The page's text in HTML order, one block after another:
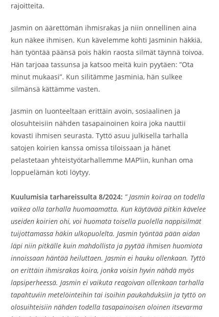
rajoitteita.
Jasmin on äärettömän ihmisrakas ja niin onnellinen aina
kun näkee ihmisen. Kun kävelemme kohti Jasminin häkkiä,
hän työntää päänsä pois häkin raosta silmät täynnä toivoa.
Hän tarjoaa tassunsa ja katsoo meitä kuin pyytäen: ”Ota
minut mukaasi”. Kun silitämme Jasminia, hän sulkee
silmänsä kättämme vasten.
Jasmin on luonteeltaan erittäin avoin, sosiaalinen ja
olosuhteisiin nähden tasapainoinen koira joka nauttii
kovasti ihmisen seurasta. Tyttö asuu julkisella tarhalla
satojen koirien kanssa omissa tiloissaan ja hänet
pelastetaan yhteistyötarhallemme MAP’iin, kunhan oma
loppuelämän koti löytyy.
Kuulumisia tarhareissulta 8/2024: ” Jasmin koiraa on todella
vaikea olla tarhalla huomaamatta. Kun käytävää pitkin kävelee
useiden koirien ohi, voi huomata toisella puolella nappisilmät
tuijottamassa häkin ulkopuolelta. Jasmin työntää pään aidan
läpi niin pitkälle kuin mahdollista ja pyytää ihmisen huomiota
innoissaan häntää heiluttaen. Jasmin ei hauku ollenkaan. Tyttö
on erittäin ihmisrakas koira, jonka voisin hyvin nähdä myös
lapsiperheessä. Jasmin ei vaikuta reagoivan ollenkaan tarhalla
tapahtuviin metelöinteihin tai isoihin paukahduksiin ja tyttö on
olosuihteisiin nähden todella tasapainoisen oloinen itsevarma